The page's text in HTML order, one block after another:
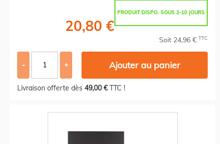
PRODUIT DISPO. SOUS 2-10 JOURS
20,80 €
Soit 24,96 € TTC
- + Ajouter au panier
Livraison offerte dès 49,00 €TTC !